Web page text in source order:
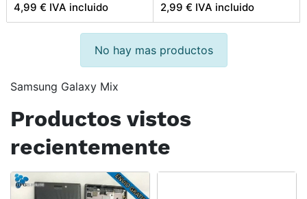
4,99 € IVA incluido 2,99 € IVA incluido
No hay mas productos
Samsung Galaxy Mix
Productos vistos
recientemente